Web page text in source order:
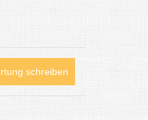
schreiben